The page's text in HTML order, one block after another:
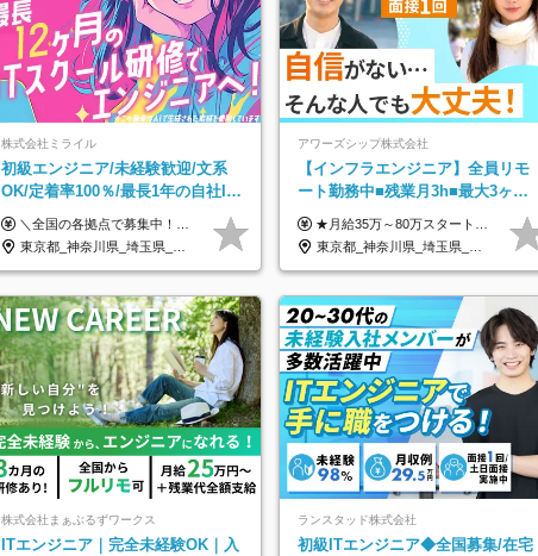
株式会社ミライル
初級エンジニア/未経験歓迎/文系
OK/定着率100％/最長1年の自社IT
スクール研修あり/年休130日
＼全国の各拠点で募集中！／ 給与は以下の通り、勤務地により異なります。 札幌：月給23万円～27万円 仙台：月給22万円～26万円 新潟：月給22万円～26万円 東京：月給26万円～30万円 大阪：月給24万円～29万円 福岡：月給23.5万円～27万円 沖縄：月給21万円～26万円 ◎給与は知識や経験を考慮して決定します。 ◎残業は別途全額支給します。 ◎試用期間12カ月あり（給与は以下の通りです。その他条件に変更はありません） （試用期間の給与） 札幌：月給18.6万円～ 仙台：月給19万円～ 新潟：月給18万円～ 東京：月給22万円～ 大阪：月給20.8万円～ 福岡：月給19万円～ 沖縄：月給18万円～
東京都_神奈川県_埼玉県_千葉県_大阪府_愛知県_北海道_青森県_岩手県_宮城県_秋田県_山形県_福島県_茨城県_栃木県_群馬県_新潟県_山梨県_長野県_富山県_石川県_福井県_静岡県_岐阜県_三重県_兵庫県_京都府_滋賀県_奈良県_和歌山県_広島県_岡山県_鳥取県_島根県_山口県_徳島県_香川県_愛媛県_高知県_福岡県_熊本県_佐賀県_長崎県_大分県_宮崎県_鹿児島県_沖縄県
アワーズシップ株式会社
【インフラエンジニア】全員リモ
ート勤務中■残業月3h■最大3ヶ月
の連休あり■年休126日■20～30代
活躍中！
★月給35万～80万スタートも可 【未経験の方】 ■月給26万～80万＋賞与年2回（年2ヶ月分） 【何かしらのインフラエンジニア経験をお持ちの方】 ■月給35万～80万＋賞与年2回（年2ヶ月分） ※スキル・経験などを考慮し決定します ※試用期間6ヶ月あり。期間中は契約社員となります。その他の待遇に差異はありません（試用期間終了後、昇給の可能性あり） ※上記金額には固定残業代（月30時間分／4万9600円～15万2600円）を含みます。超過分は別途支給いたします。 ＼頑張りはインセンティブで還元！／ クライアントに貢献度を評価され、当社のエンジニアが追加で案件に参画することになるなど、会社にとって利益になる行動はしっかり評価します。 会社の成長に貢献できていることを実感でき、「もっと頑張ろう」と思える体制づくりを整えています！
東京都_神奈川県_埼玉県_千葉県_大阪府
株式会社まぁぶるずワークス
ITエンジニア｜完全未経験OK｜入
ランスタッド株式会社
初級ITエンジニア◆全国募集/在宅